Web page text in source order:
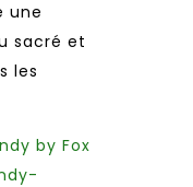
une
sacré et
les
by Fox